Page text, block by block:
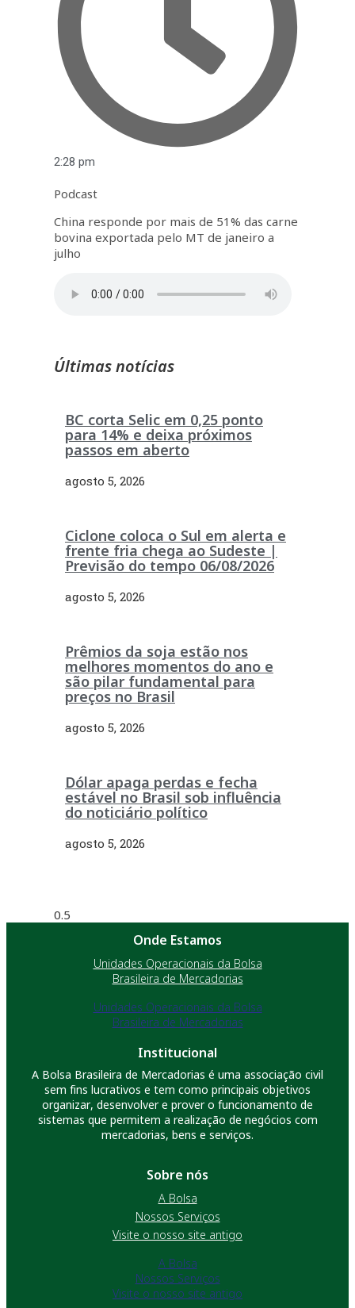
2:28 pm
Podcast
China responde por mais de 51% das carne
bovina exportada pelo MT de janeiro a
julho
Últimas notícias
BC corta Selic em 0,25 ponto
para 14% e deixa próximos
passos em aberto
agosto 5, 2026
Ciclone coloca o Sul em alerta e
frente fria chega ao Sudeste |
Previsão do tempo 06/08/2026
agosto 5, 2026
Prêmios da soja estão nos
melhores momentos do ano e
são pilar fundamental para
preços no Brasil
agosto 5, 2026
Dólar apaga perdas e fecha
estável no Brasil sob influência
do noticiário político
agosto 5, 2026
Onde Estamos
Unidades Operacionais da Bolsa
Brasileira de Mercadorias
Unidades Operacionais da Bolsa
Brasileira de Mercadorias
Institucional
A Bolsa Brasileira de Mercadorias é uma associação civil
sem fins lucrativos e tem como principais objetivos
organizar, desenvolver e prover o funcionamento de
sistemas que permitem a realização de negócios com
mercadorias, bens e serviços.
Sobre nós
A Bolsa
Nossos Serviços
Visite o nosso site antigo
A Bolsa
Nossos Serviços
Visite o nosso site antigo